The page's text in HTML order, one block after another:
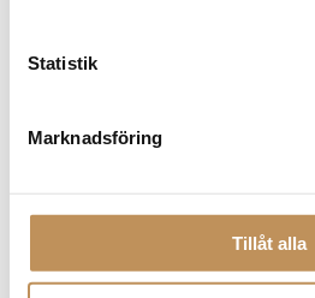
Statistik
Marknadsföring
Tillåt alla